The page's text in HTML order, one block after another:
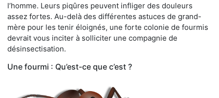
l’homme. Leurs piqûres peuvent infliger des douleurs
assez fortes. Au-delà des différentes astuces de grand-
mère pour les tenir éloignés, une forte colonie de fourmis
devrait vous inciter à solliciter une compagnie de
désinsectisation.
Une fourmi : Qu’est-ce que c’est ?